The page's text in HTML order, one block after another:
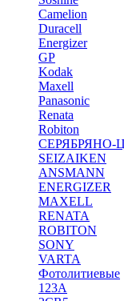
Camelion
Duracell
Energizer
GP
Kodak
Maxell
Panasonic
Renata
Robiton
SEIZAIKEN
ANSMANN
ENERGIZER
MAXELL
RENATA
ROBITON
SONY
VARTA
Фотолитиевые
123A